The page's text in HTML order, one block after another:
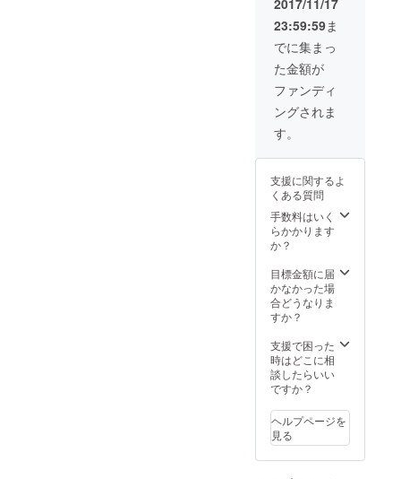
23:59:59ま
でに集まっ
た金額が
ファンディ
ングされま
す。
支援に関するよ
くある質問
手数料はいく
らかかります
か？
目標金額に届
かなかった場
合どうなりま
すか？
支援で困った
時はどこに相
談したらいい
ですか？
ヘルプページを
見る